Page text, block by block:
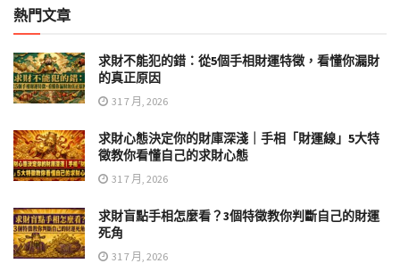
熱門文章
求財不能犯的錯：從5個手相財運特徵，看懂你漏財
的真正原因
31 7 月, 2026
求財心態決定你的財庫深淺｜手相「財運線」5大特
徵教你看懂自己的求財心態
31 7 月, 2026
求財盲點手相怎麼看？3個特徵教你判斷自己的財運
死角
31 7 月, 2026